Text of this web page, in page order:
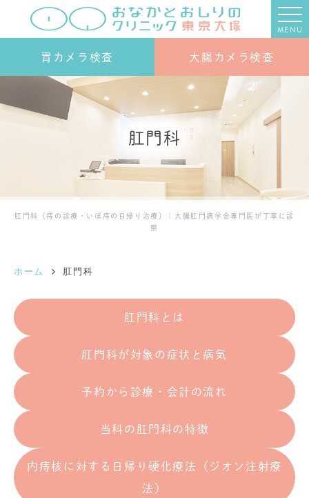
MENU
胃カメラ検査 大腸カメラ検査
肛門科
肛門科（痔の診療・いぼ痔の日帰り治療）｜大腸肛門病学会専門医が丁寧に診
察
ホーム 肛門科
肛門科とは
肛門科が対象の症状と病気
予約から診療・会計の流れ
当科の肛門科の特徴
内痔核に対する日帰り硬化療法（ジオン注射療
法）